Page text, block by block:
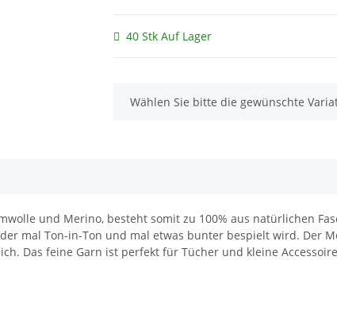
40 Stk Auf Lager
x
Wählen Sie bitte die gewünschte
und Merino, besteht somit zu 100% aus natürlichen
mal Ton-in-Ton und mal etwas bunter bespielt wird. Der
Das feine Garn ist perfekt für Tücher und kleine